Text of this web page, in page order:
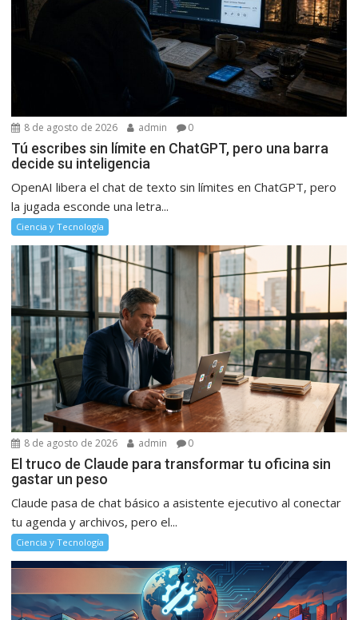
8 de agosto de 2026 admin 0
Tú escribes sin límite en ChatGPT, pero una barra
decide su inteligencia
OpenAI libera el chat de texto sin límites en ChatGPT, pero
la jugada esconde una letra...
Ciencia y Tecnología
8 de agosto de 2026 admin 0
El truco de Claude para transformar tu oficina sin
gastar un peso
Claude pasa de chat básico a asistente ejecutivo al conectar
tu agenda y archivos, pero el...
Ciencia y Tecnología